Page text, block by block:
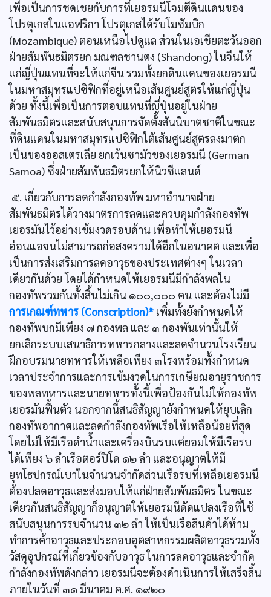
เพื่อเป็นการชดเชยกับการที่เยอรมนีโจมตีดินแดนของ
โปรตุเกสในแอฟริกา โปรตุเกสได้รับโมซัมบิก
(Mozambique) ตอนเหนือไปดูแล ส่วนในเอเชียตะวันออก
ฝ่ายสัมพันธมิตรยก มณฑลชานตง (Shandong) ในจีนให้
แก่ญี่ปุ่นแทนที่จะให้แก่จีน รวมทั้งยกดินแดนของเยอรมนี
ในมหาสมุทรแปซิฟิกที่อยู่เหนือเส้นศูนย์สูตรให้แก่ญี่ปุ่น
ด้วย ทั้งนี้เพื่อเป็นการตอบแทนที่ญี่ปุ่นอยู่ในฝ่าย
สัมพันธมิตรและสนับสนุนการจัดตั้งสันนิบาตชาติในขณะ
ที่ดินแดนในมหาสมุทรแปซิฟิกใต้เส้นศูนย์สูตรลงมาตก
เป็นของออสเตรเลีย ยกเว้นซามัวของเยอรมนี (German
Samoa) ซึ่งฝ่ายสัมพันธมิตรยกให้นิวซีแลนด์
๕. เกี่ยวกับการลดกำลังกองทัพ มหาอำนาจฝ่าย
สัมพันธมิตรได้วางมาตรการลดและควบคุมกำลังกองทัพ
เยอรมันไว้อย่างเข้มงวดรอบด้าน เพื่อทำให้เยอรมนี
อ่อนแอจนไม่สามารถก่อสงครามได้อีกในอนาคต และเพื่อ
เป็นการส่งเสริมการลดอาวุธของประเทศต่างๆ ในเวลา
เดียวกันด้วย โดยได้กำหนดให้เยอรมนีมีกำลังพลใน
กองทัพรวมกันทั้งสิ้นไม่เกิน ๑๐๐,๐๐๐ คน และต้องไม่มี
การเกณฑ์ทหาร (Conscription)* เพิ่มทั้งยังกำหนดให้
กองทัพบกมีเพียง ๗ กองพล และ ๓ กองพันเท่านั้นให้
ยกเลิกระบบเสนาธิการทหารกลางและลดจำนวนโรงเรียน
ฝึกอบรมนายทหารให้เหลือเพียง ๓โรงพร้อมทั้งกำหนด
เวลาประจำการและการเข้มงวดในการเกษียณอายุราชการ
ของพลทหารและนายทหารทั้งนี้เพื่อป้องกันไม่ให้กองทัพ
เยอรมันฟื้นตัว นอกจากนี้สนธิสัญญายังกำหนดให้ยุบเลิก
กองทัพอากาศและลดกำลังกองทัพเรือให้เหลือน้อยที่สุด
โดยไม่ให้มีเรือดำน้ำและเครื่องบินรบแต่ยอมให้มีเรือรบ
ได้เพียง ๖ ลำเรือตอร์ปิโด ๑๒ ลำ และอนุญาตให้มี
ยุทโธปกรณ์เบาในจำนวนจำกัดส่วนเรือรบที่เหลือเยอรมนี
ต้องปลดอาวุธและส่งมอบให้แก่ฝ่ายสัมพันธมิตร ในขณะ
เดียวกันสนธิสัญญาก็อนุญาตให้เยอรมนีดัดแปลงเรือที่ใช้
สนับสนุนการรบจำนวน ๓๒ ลำ ให้เป็นเรือสินค้าได้ห้าม
ทำการค้าอาวุธและประกอบอุตสาหกรรมผลิตอาวุธรวมทั้ง
วัสดุอุปกรณ์ที่เกี่ยวข้องกับอาวุธ ในการลดอาวุธและจำกัด
กำลังกองทัพดังกล่าว เยอรมนีจะต้องดำเนินการให้เสร็จสิ้น
ภายในวันที่ ๓๑ มีนาคม ค.ศ. ๑๙๒๐